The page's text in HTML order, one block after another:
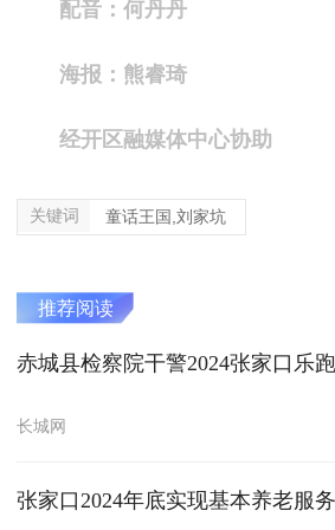
配音：何丹丹
海报：熊睿琦
经开区融媒体中心协助
关键词 童话王国,刘家坑
推荐阅读
赤城县检察院干警2024张家口乐
长城网
张家口2024年底实现基本养老服